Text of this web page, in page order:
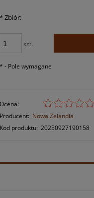
*Zbiór:
szt.
* - Pole wymagane
Ocena:
Producent: Nowa Zelandia
Kod produktu: 20250927190158